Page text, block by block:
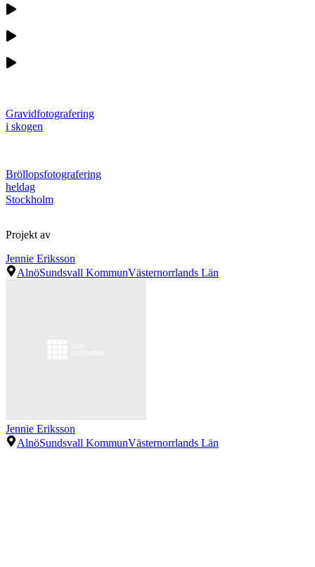
Gravidfotografering
i skogen
Bröllopsfotografering
heldag
Stockholm
Projekt av
Jennie Eriksson
AlnöSundsvall KommunVästernorrlands Län
Jennie Eriksson
AlnöSundsvall KommunVästernorrlands Län